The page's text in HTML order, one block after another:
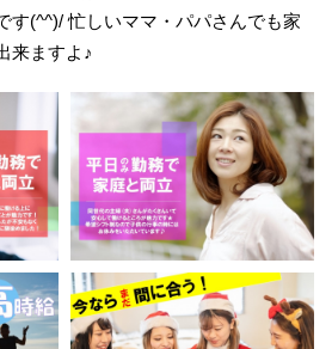
す(^^)/ 忙しいママ・パパさんでも家
来ますよ♪